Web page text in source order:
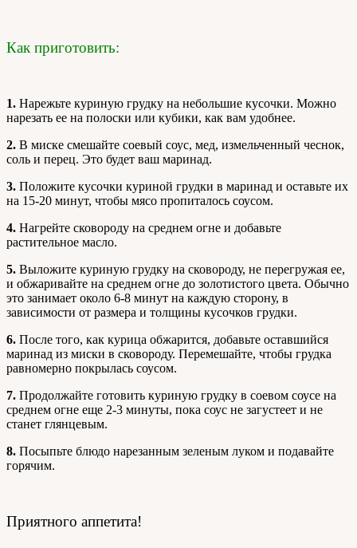
Как приготовить:
1. Нарежьте куриную грудку на небольшие кусочки. Можно
нарезать ее на полоски или кубики, как вам удобнее.
2. В миске смешайте соевый соус, мед, измельченный чеснок,
соль и перец. Это будет ваш маринад.
3. Положите кусочки куриной грудки в маринад и оставьте их
на 15-20 минут, чтобы мясо пропиталось соусом.
4. Нагрейте сковороду на среднем огне и добавьте
растительное масло.
5. Выложите куриную грудку на сковороду, не перегружая ее,
и обжаривайте на среднем огне до золотистого цвета. Обычно
это занимает около 6-8 минут на каждую сторону, в
зависимости от размера и толщины кусочков грудки.
6. После того, как курица обжарится, добавьте оставшийся
маринад из миски в сковороду. Перемешайте, чтобы грудка
равномерно покрылась соусом.
7. Продолжайте готовить куриную грудку в соевом соусе на
среднем огне еще 2-3 минуты, пока соус не загустеет и не
станет глянцевым.
8. Посыпьте блюдо нарезанным зеленым луком и подавайте
горячим.
Приятного аппетита!